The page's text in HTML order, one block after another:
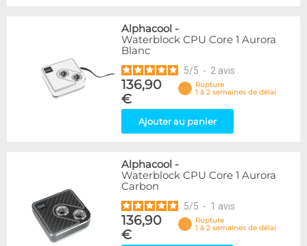
Alphacool -
Waterblock CPU Core 1 Aurora
Blanc
5/5 - 2 avis
136,90
€
Rupture
1 à 2 semaines de délai
Ajouter au panier
Alphacool -
Waterblock CPU Core 1 Aurora
Carbon
5/5 - 1 avis
136,90
€
Rupture
1 à 2 semaines de délai